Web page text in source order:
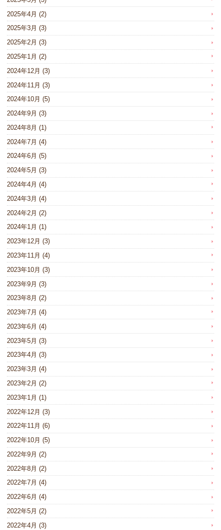
2025年4月 (2)
2025年3月 (3)
2025年2月 (3)
2025年1月 (2)
2024年12月 (3)
2024年11月 (3)
2024年10月 (5)
2024年9月 (3)
2024年8月 (1)
2024年7月 (4)
2024年6月 (5)
2024年5月 (3)
2024年4月 (4)
2024年3月 (4)
2024年2月 (2)
2024年1月 (1)
2023年12月 (3)
2023年11月 (4)
2023年10月 (3)
2023年9月 (3)
2023年8月 (2)
2023年7月 (4)
2023年6月 (4)
2023年5月 (3)
2023年4月 (3)
2023年3月 (4)
2023年2月 (2)
2023年1月 (1)
2022年12月 (3)
2022年11月 (6)
2022年10月 (5)
2022年9月 (2)
2022年8月 (2)
2022年7月 (4)
2022年6月 (4)
2022年5月 (2)
2022年4月 (3)